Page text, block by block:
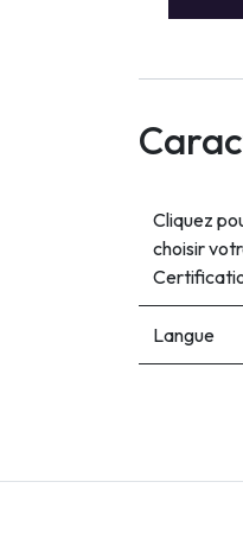
Cliquez
choisir
Langue